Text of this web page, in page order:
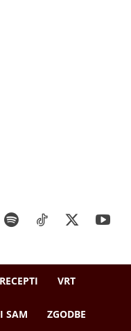
VRT
SAM ZGODBE